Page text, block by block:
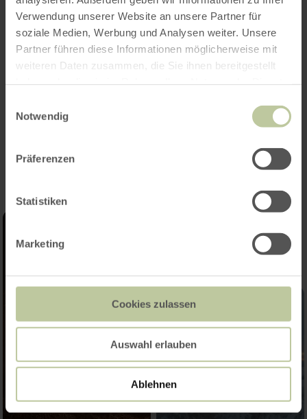
Verwendung unserer Website an unsere Partner für
soziale Medien, Werbung und Analysen weiter. Unsere
Partner führen diese Informationen möglicherweise mit
weiteren Daten zusammen, die Sie ihnen bereitgestellt
Notwendig
Präferenzen
Statistiken
Marketing
Cookies zulassen
Auswahl erlauben
Ablehnen
Christmas bazar with many sales booths.
Christmas bazar with many sales booths.
Impressions